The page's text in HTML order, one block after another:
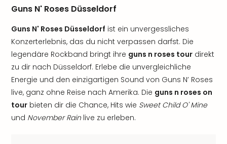
Guns N' Roses Düsseldorf
Guns N' Roses Düsseldorf ist ein unvergessliches
Konzerterlebnis, das du nicht verpassen darfst. Die
legendäre Rockband bringt ihre guns n roses tour direkt
zu dir nach Düsseldorf. Erlebe die unvergleichliche
Energie und den einzigartigen Sound von Guns N’ Roses
live, ganz ohne Reise nach Amerika. Die guns n roses on
tour bieten dir die Chance, Hits wie Sweet Child O' Mine
und November Rain live zu erleben.